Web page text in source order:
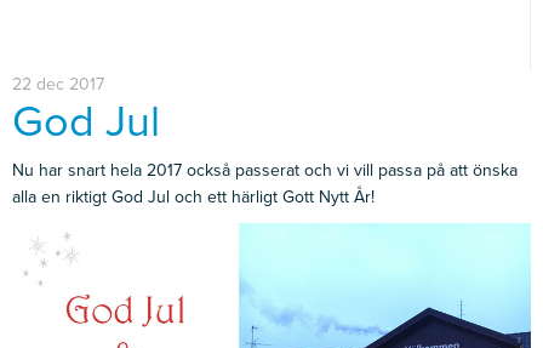
22 dec 2017
God Jul
Nu har snart hela 2017 också passerat och vi vill passa på att önska
alla en riktigt God Jul och ett härligt Gott Nytt År!